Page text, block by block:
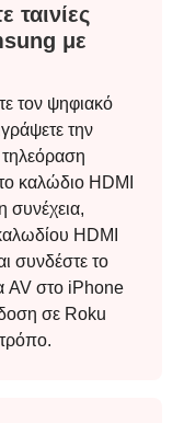
με
τον ψηφιακό
την
καλώδιο HDMI
συνέχεια,
HDMI
συνδέστε το
AV στο iPhone
σε Roku